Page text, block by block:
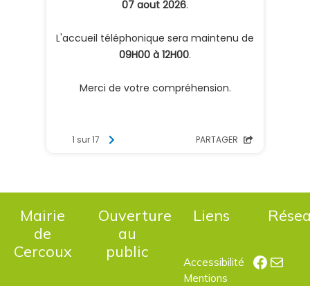
Mairie
de
Cercoux
Ouverture
au
public
Liens
Accessibilité
Mentions
E-mail